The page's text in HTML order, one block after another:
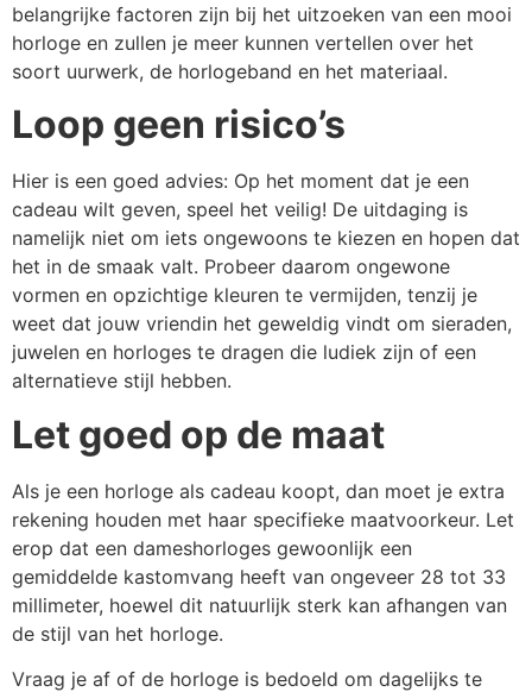
belangrijke factoren zijn bij het uitzoeken van een mooi
horloge en zullen je meer kunnen vertellen over het
soort uurwerk, de horlogeband en het materiaal.
Loop geen risico’s
Hier is een goed advies: Op het moment dat je een
cadeau wilt geven, speel het veilig! De uitdaging is
namelijk niet om iets ongewoons te kiezen en hopen dat
het in de smaak valt. Probeer daarom ongewone
vormen en opzichtige kleuren te vermijden, tenzij je
weet dat jouw vriendin het geweldig vindt om sieraden,
juwelen en horloges te dragen die ludiek zijn of een
alternatieve stijl hebben.
Let goed op de maat
Als je een horloge als cadeau koopt, dan moet je extra
rekening houden met haar specifieke maatvoorkeur. Let
erop dat een dameshorloges gewoonlijk een
gemiddelde kastomvang heeft van ongeveer 28 tot 33
millimeter, hoewel dit natuurlijk sterk kan afhangen van
de stijl van het horloge.
Vraag je af of de horloge is bedoeld om dagelijks te